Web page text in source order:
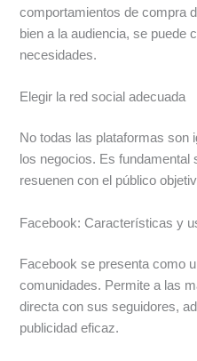
comportamientos de compra
bien a la audiencia, se puede
necesidades.
Elegir la red social adecuada
No todas las plataformas son
los negocios. Es
resuenen con el público
Facebook: Características y
Facebook se presenta como
comunidades. Permite a las
directa con sus seguidores,
publicidad eficaz.